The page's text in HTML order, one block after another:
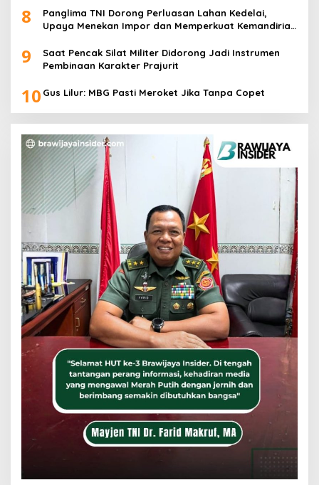
8
Panglima TNI Dorong Perluasan Lahan Kedelai,
Upaya Menekan Impor dan Memperkuat Kemandirian
9
Saat Pencak Silat Militer Didorong Jadi Instrumen
Pembinaan Karakter Prajurit
10 Gus Lilur: MBG Pasti Meroket Jika Tanpa Copet